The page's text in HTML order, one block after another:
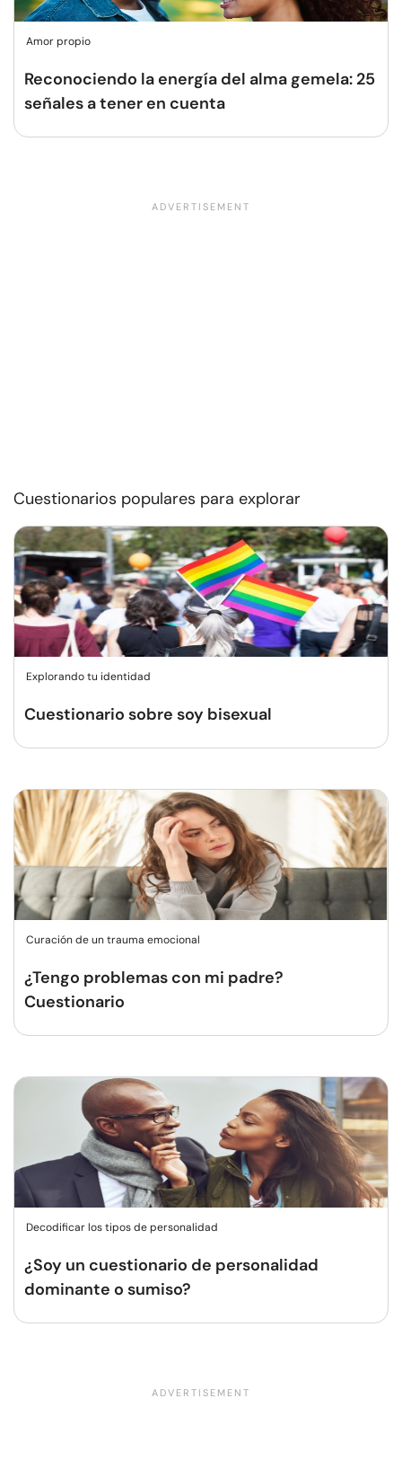
Amor propio
Reconociendo la energía del alma gemela: 25
señales a tener en cuenta
Cuestionarios populares para explorar
Explorando tu identidad
Cuestionario sobre soy bisexual
Curación de un trauma emocional
¿Tengo problemas con mi padre?
Cuestionario
Decodificar los tipos de personalidad
¿Soy un cuestionario de personalidad
dominante o sumiso?